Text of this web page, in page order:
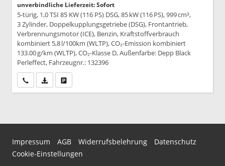
unverbindliche Lieferzeit: Sofort
5-türig, 1,0 TSI 85 KW (116 PS) DSG, 85 kW (116 PS), 999 cm³,
3 Zylinder, Doppelkupplungsgetriebe (DSG), Frontantrieb,
Verbrennungsmotor (ICE), Benzin, Kraftstoffverbrauch
kombiniert 5,8 l/100km (WLTP), CO₂-Emission kombiniert
133.00 g/km (WLTP), CO₂-Klasse D, Außenfarbe: Depp Black
Perleffect, Fahrzeugnr.: 132396
Wir rufen Sie anPDF-Datei, Fahrzeugexposé drucken
Impressum AGB Widerrufsbelehrung
Datenschutz
Cookie-Einstellungen